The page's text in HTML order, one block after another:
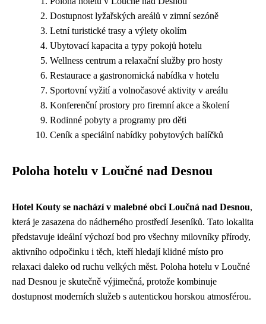
Dostupnost lyžařských areálů v zimní sezóně
Letní turistické trasy a výlety okolím
Ubytovací kapacita a typy pokojů hotelu
Wellness centrum a relaxační služby pro hosty
Restaurace a gastronomická nabídka v hotelu
Sportovní vyžití a volnočasové aktivity v areálu
Konferenční prostory pro firemní akce a školení
Rodinné pobyty a programy pro děti
Ceník a speciální nabídky pobytových balíčků
Poloha hotelu v Loučné nad Desnou
Hotel Kouty se nachází v malebné obci Loučná nad Desnou,
která je zasazena do nádherného prostředí Jeseníků. Tato lokalita
představuje ideální výchozí bod pro všechny milovníky přírody,
aktivního odpočinku i těch, kteří hledají klidné místo pro
relaxaci daleko od ruchu velkých měst. Poloha hotelu v Loučné
nad Desnou je skutečně výjimečná, protože kombinuje
dostupnost moderních služeb s autentickou horskou atmosférou.